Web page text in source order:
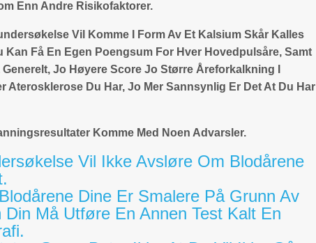
Enn Andre Risikofaktorer.
Vil Komme I Form Av Et Kalsium Skår Kalles
Kan Få En Egen Poengsum For Hver Hovedpulsåre, Samt
Jo Høyere Score Jo Større Åreforkalkning I
Aterosklerose Du Har, Jo Mer Sannsynlig Er Det At Du Har
Komme Med Noen Advarsler.
Vil Ikke Avsløre Om Blodårene
Dine Er Smalere På Grunn Av
Din Må Utføre En Annen Test Kalt En